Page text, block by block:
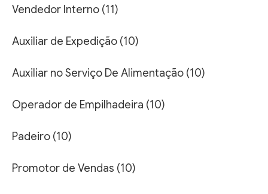
Vendedor Interno (11)
Auxiliar de Expedição (10)
Auxiliar no Serviço De Alimentação (10)
Operador de Empilhadeira (10)
Padeiro (10)
Promotor de Vendas (10)